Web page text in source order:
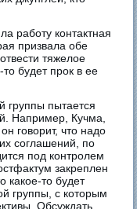
работу контактная
призвала обе
тяжелое
будет прок в ее
группы пытается
Например, Кучма,
говорит, что надо
соглашений, по
под контролем
закреплен
какое-то будет
группы, с которым
Обсуждать